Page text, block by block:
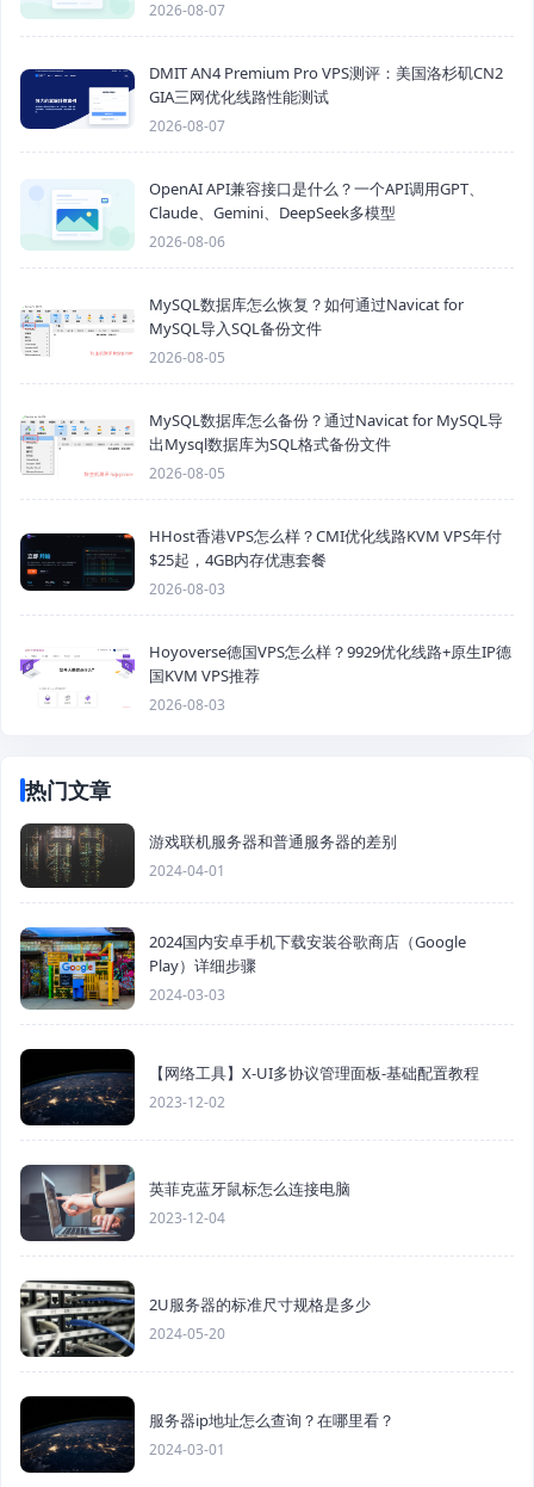
2026-08-07
DMIT AN4 Premium Pro VPS测评：美国洛杉矶CN2
GIA三网优化线路性能测试
2026-08-07
OpenAI API兼容接口是什么？一个API调用GPT、
Claude、Gemini、DeepSeek多模型
2026-08-06
MySQL数据库怎么恢复？如何通过Navicat for
MySQL导入SQL备份文件
2026-08-05
MySQL数据库怎么备份？通过Navicat for MySQL导
出Mysql数据库为SQL格式备份文件
2026-08-05
HHost香港VPS怎么样？CMI优化线路KVM VPS年付
$25起，4GB内存优惠套餐
2026-08-03
Hoyoverse德国VPS怎么样？9929优化线路+原生IP德
国KVM VPS推荐
2026-08-03
热门文章
游戏联机服务器和普通服务器的差别
2024-04-01
2024国内安卓手机下载安装谷歌商店（Google
Play）详细步骤
2024-03-03
【网络工具】X-UI多协议管理面板-基础配置教程
2023-12-02
英菲克蓝牙鼠标怎么连接电脑
2023-12-04
2U服务器的标准尺寸规格是多少
2024-05-20
服务器ip地址怎么查询？在哪里看？
2024-03-01